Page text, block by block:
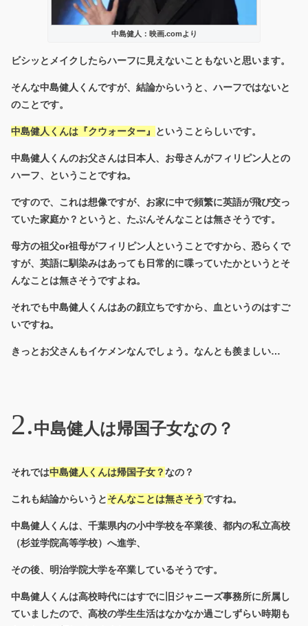
中島健人：映画.comより
ビシッとメイクしたらハーフに見えないこともないと思います。
そんな中島健人くんですが、結論からいうと、ハーフではないと
のことです。
中島健人くんは『クウォーター』 ということらしいです。
中島健人くんのお父さんは日本人、お母さんがフィリピン人との
ハーフ、ということですね。
ですので、これは想像ですが、お家に中で頻繁に英語が飛び交っ
ていた家庭か？というと、たぶんそんなことは無さそうです。
母方の祖父or祖母がフィリピン人ということですから、恐らくで
すが、英語に馴染みはあっても日常的に喋っていたかというとそ
んなことは無さそうですよね。
それでも中島健人くんはあの顔立ちですから、血というのはすご
いですね。
きっとお父さんもイケメンなんでしょう。なんとも羨ましい…
中島健人は帰国子女なの？
それでは中島健人くんは帰国子女？なの？
これも結論からいうとそんなことは無さそうですね。
中島健人くんは、千葉県内の小中学校を卒業後、都内の私立高校
（杉並学院高等学校）へ進学、
その後、明治学院大学を卒業しているそうです。
中島健人くんは高校時代にはすでに旧ジャニーズ事務所に所属し
ていましたので、高校の学生生活はなかなか過ごしずらい時期も